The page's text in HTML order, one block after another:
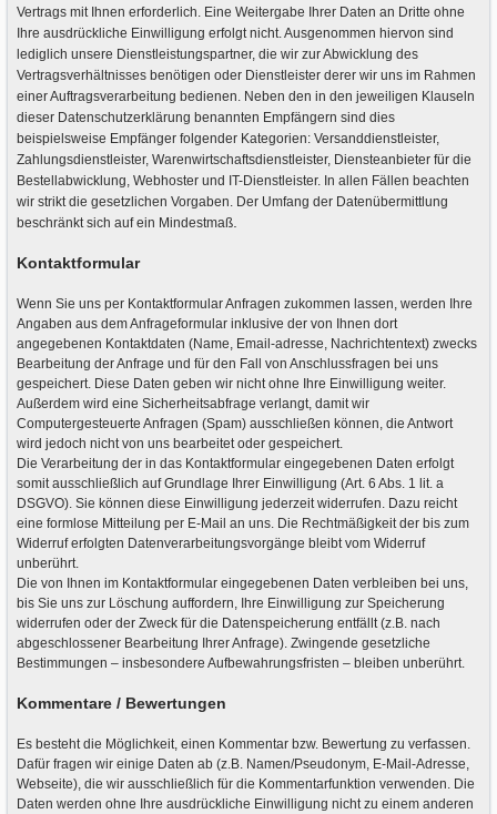
Vertrags mit Ihnen erforderlich. Eine Weitergabe Ihrer Daten an Dritte ohne
Ihre ausdrückliche Einwilligung erfolgt nicht. Ausgenommen hiervon sind
lediglich unsere Dienstleistungspartner, die wir zur Abwicklung des
Vertragsverhältnisses benötigen oder Dienstleister derer wir uns im Rahmen
einer Auftragsverarbeitung bedienen. Neben den in den jeweiligen Klauseln
dieser Datenschutzerklärung benannten Empfängern sind dies
beispielsweise Empfänger folgender Kategorien: Versanddienstleister,
Zahlungsdienstleister, Warenwirtschaftsdienstleister, Diensteanbieter für die
Bestellabwicklung, Webhoster und IT-Dienstleister. In allen Fällen beachten
wir strikt die gesetzlichen Vorgaben. Der Umfang der Datenübermittlung
beschränkt sich auf ein Mindestmaß
Kontaktformular
Wenn Sie uns per Kontaktformular Anfragen zukommen lassen, werden Ihre
Angaben aus dem Anfrageformular inklusive der von Ihnen dort
angegebenen Kontaktdaten (Name, Email-adresse, Nachrichtentext) zwecks
Bearbeitung der Anfrage und für den Fall von Anschlussfragen bei uns
gespeichert. Diese Daten geben wir nicht ohne Ihre Einwilligung weiter.
Außerdem wird eine Sicherheitsabfrage verlangt, damit wir
Computergesteuerte Anfragen (Spam) ausschließen können, die Antwort
wird jedoch nicht von uns bearbeitet oder gespeichert.
Die Verarbeitung der in das Kontaktformular eingegebenen Daten erfolgt
somit ausschließlich auf Grundlage Ihrer Einwilligung (Art. 6 Abs. 1 lit. a
DSGVO). Sie können diese Einwilligung jederzeit widerrufen. Dazu reicht
eine formlose Mitteilung per E-Mail an uns. Die Rechtmäßigkeit der bis zum
Widerruf erfolgten Datenverarbeitungsvorgänge bleibt vom Widerruf
unberührt.
Die von Ihnen im Kontaktformular eingegebenen Daten verbleiben bei uns,
bis Sie uns zur Löschung auffordern, Ihre Einwilligung zur Speicherung
widerrufen oder der Zweck für die Datenspeicherung entfällt (z.B. nach
abgeschlossener Bearbeitung Ihrer Anfrage). Zwingende gesetzliche
Bestimmungen – insbesondere Aufbewahrungsfristen – bleiben unberührt.
Kommentare / Bewertungen
Es besteht die Möglichkeit, einen Kommentar bzw. Bewertung zu verfassen.
Dafür fragen wir einige Daten ab (z.B. Namen/Pseudonym, E-Mail-Adresse,
Webseite), die wir ausschließlich für die Kommentarfunktion verwenden. Die
Daten werden ohne Ihre ausdrückliche Einwilligung nicht zu einem anderen